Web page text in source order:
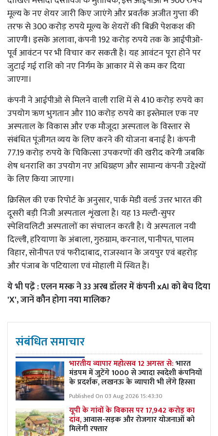
मूल्य के नए शेयर जारी किए जाएंगे और प्रवर्तक अजीत गुप्ता की
तरफ से 300 करोड़ रुपये मूल्य के शेयरों की बिक्री पेशकश की
जाएगी। इसके अलावा, कंपनी 192 करोड़ रुपये तक के आईपीओ-
पूर्व आवंटन पर भी विचार कर सकती है। यह आवंटन पूरा होने पर
जुटाई गई राशि को नए निर्गम के आकार में से कम कर दिया
जाएगा।
कंपनी ने आईपीओ से मिलने वाली राशि में से 410 करोड़ रुपये का
उपयोग ऋण भुगतान और 110 करोड़ रुपये का इस्तेमाल एक नए
अस्पताल के विकास और एक मौजूदा अस्पताल के विस्तार से
संबंधित पूंजीगत व्यय के लिए करने की योजना बनाई है। कंपनी
77.19 करोड़ रुपये के चिकित्सा उपकरणों की खरीद करेगी जबकि
शेष धनराशि का उपयोग नए अधिग्रहण और सामान्य कंपनी उद्देश्यों
के लिए किया जाएगा।
क्रिसिल की एक रिपोर्ट के अनुसार, पार्क मेडी वर्ल्ड उत्तर भारत की
दूसरी बड़ी निजी अस्पताल शृंखला है। यह 13 मल्टी-सुपर
स्पेशियलिटी अस्पतालों का संचालन करती है। ये अस्पताल नयी
दिल्ली, हरियाणा के अंबाला, गुरुग्राम, करनाल, पानीपत, पालम
विहार, सोनीपत एवं फरीदाबाद, राजस्थान के जयपुर एवं बहरोड़
और पंजाब के पटियाला एवं मोहाली में स्थित हैं।
ये भी पढे़ं :एलन मस्क ने 33 अरब डॉलर में कंपनी xAI को बेच दिया
'X', जानें कौन होगा नया मालिक?
संबंधित समाचार
भारतीय व्यापार महोत्सव 12 अगस्त से:भारत
मंडपम में जुटेंगे 1000 से ज्यादा स्वदेशी कंपनियों
के प्रदर्शक, लखनऊ के व्यापारी भी लेंगे हिस्सा
Published On 03 Aug 2026 15:43:30
यूपी के गांवों के विकास पर 17,942 करोड़ का
दांव,आवास-सड़क और रोजगार योजनाओं को
मिलेगी रफ्तार